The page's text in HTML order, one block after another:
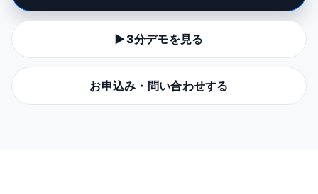
▶3分デモを見る
お申込み・問い合わせする